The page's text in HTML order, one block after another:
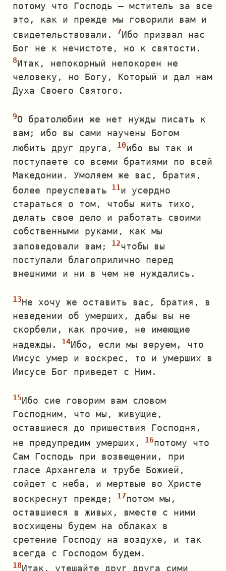
потому что Господь — мститель за все
это, как и прежде мы говорили вам и
свидетельствовали.
Ибо призвал нас
Бог не к нечистоте, но к святости.
Итак, непокорный непокорен не
человеку, но Богу, Который и дал нам
Духа Своего Святого.
О братолюбии же нет нужды писать к
вам; ибо вы сами научены Богом
любить друг друга,
ибо вы так и
поступаете со всеми братиями по всей
Македонии. Умоляем же вас, братия,
более преуспевать
и усердно
стараться о том, чтобы жить тихо,
делать свое дело и работать своими
собственными руками, как мы
заповедовали вам;
чтобы вы
поступали благоприлично перед
внешними и ни в чем не нуждались.
Не хочу же оставить вас, братия, в
неведении об умерших, дабы вы не
скорбели, как прочие, не имеющие
надежды.
Ибо, если мы веруем, что
Иисус умер и воскрес, то и умерших в
Иисусе Бог приведет с Ним.
Ибо сие говорим вам словом
Господним, что мы, живущие,
оставшиеся до пришествия Господня,
не предупредим умерших,
потому что
Сам Господь при возвещении, при
гласе Архангела и трубе Божией,
сойдет с неба, и мертвые во Христе
воскреснут прежде;
потом мы,
оставшиеся в живых, вместе с ними
восхищены будем на облаках в
сретение Господу на воздухе, и так
всегда с Господом будем.
Итак, утешайте друг друга сими